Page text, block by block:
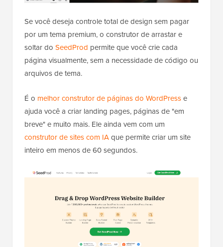
Se você deseja controle total de design sem pagar
por um tema premium, o construtor de arrastar e
soltar do SeedProd permite que você crie cada
página visualmente, sem a necessidade de código ou
arquivos de tema.
É o melhor construtor de páginas do WordPresse
ajuda você a criar landing pages, páginas de "em
breve" e muito mais. Ele ainda vem com um
construtor de sites com IAque permite criar um site
inteiro em menos de 60 segundos.